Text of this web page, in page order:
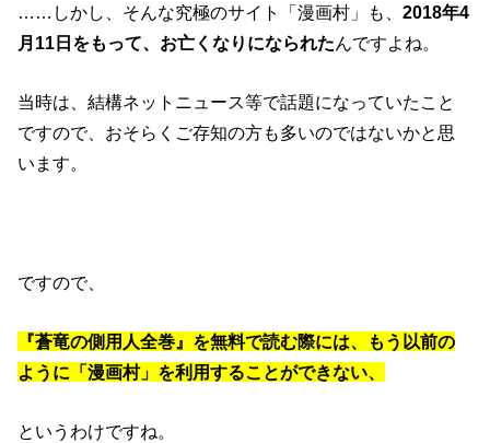
……しかし、そんな究極のサイト「漫画村」も、2018年4
月11日をもって、お亡くなりになられたんですよね。
当時は、結構ネットニュース等で話題になっていたこと
ですので、おそらくご存知の方も多いのではないかと思
います。
ですので、
『蒼竜の側用人全巻』を無料で読む際には、もう以前の
ように「漫画村」を利用することができない、
というわけですね。